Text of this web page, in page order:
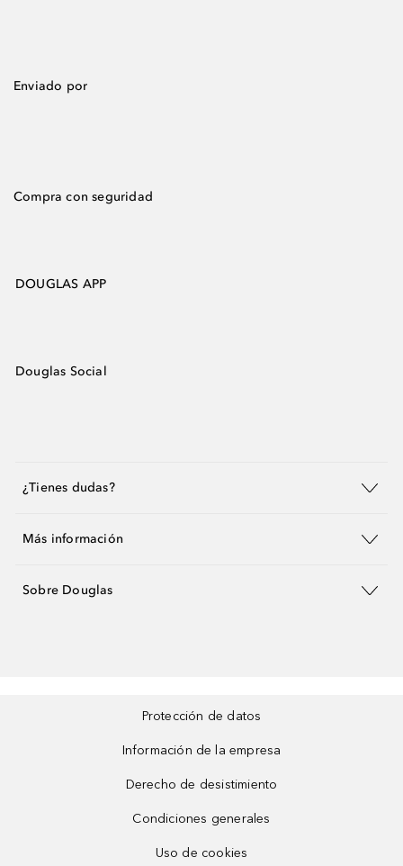
Enviado por
Compra con seguridad
DOUGLAS APP
Douglas Social
¿Tienes dudas?
Más información
Sobre Douglas
Protección de datos
Información de la empresa
Derecho de desistimiento
Condiciones generales
Uso de cookies